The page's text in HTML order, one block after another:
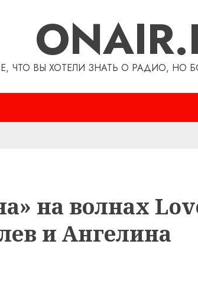
ЧТО ВЫ ХОТЕЛИ ЗНАТЬ О РАДИО, НО
на волнах
и Ангелина